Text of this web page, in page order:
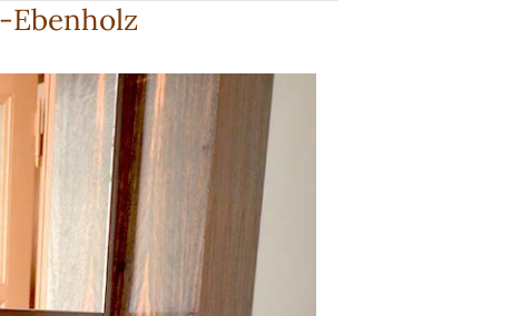
Ebenholz